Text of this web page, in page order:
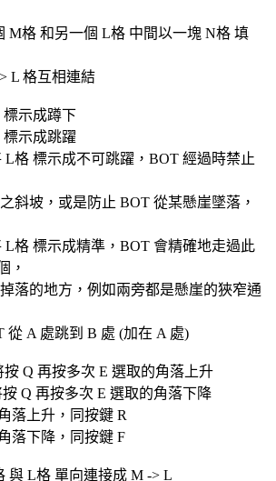
格 和另一個 L格 中間以一塊 N格 填
L 格互相連結
示成蹲下
示成跳躍
格 標示成不可跳躍，BOT 經過時禁止
斜坡，或是防止 BOT 從某懸崖墜落，
格 標示成精準，BOT 會精確地走過此
，
落的地方，例如兩旁都是懸崖的狹窄通
A 處跳到 B 處 (加在 A 處)
Q 再按多次 E 選取的角落上升
Q 再按多次 E 選取的角落下降
落上升，同按鍵 R
落下降，同按鍵 F
L格 單向連接成 M -> L